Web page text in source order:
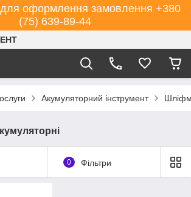
оформлення замовлення +380
(75) 639-89-44
Акумуляторний інструмент
0 Фільтри